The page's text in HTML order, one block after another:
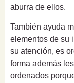
aburra de ellos.
También ayuda
elementos de su
su atención, es
forma además
ordenados